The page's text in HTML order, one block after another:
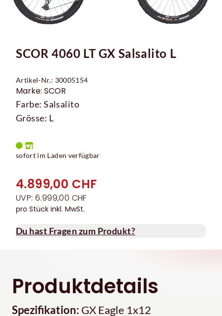
SCOR 4060 LT GX Salsalito L
Artikel-Nr.: 30005154
Marke: SCOR
Farbe: Salsalito
Grösse: L
sofort im Laden verfügbar
4.899,00 CHF
UVP: 6.999,00 CHF
pro Stück inkl. MwSt.
Du hast Fragen zum Produkt?
Produktdetails
Spezifikation: GX Eagle 1x12